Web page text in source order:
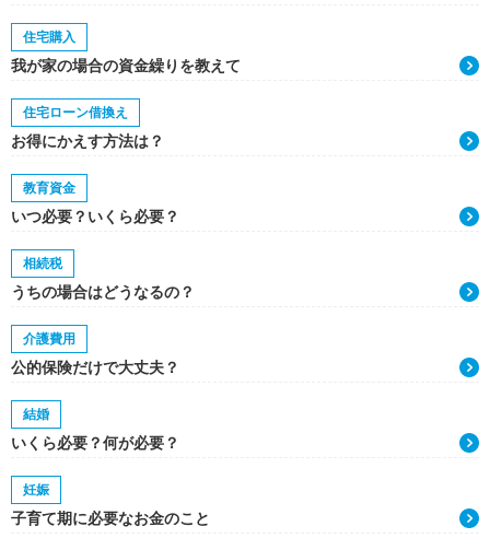
住宅購入
我が家の場合の資金繰りを教えて
住宅ローン借換え
お得にかえす方法は？
教育資金
いつ必要？いくら必要？
相続税
うちの場合はどうなるの？
介護費用
公的保険だけで大丈夫？
結婚
いくら必要？何が必要？
妊娠
子育て期に必要なお金のこと